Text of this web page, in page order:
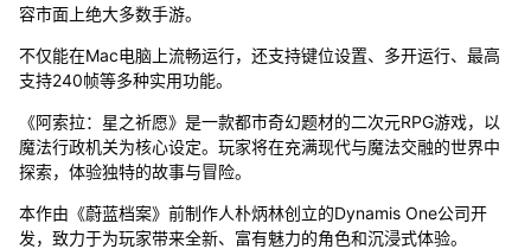
容市面上绝大多数手游。
不仅能在Mac电脑上流畅运行，还支持键位设置、多开运行、最高
支持240帧等多种实用功能。
《阿索拉：星之祈愿》是一款都市奇幻题材的二次元RPG游戏，以
魔法行政机关为核心设定。玩家将在充满现代与魔法交融的世界中
探索，体验独特的故事与冒险。
本作由《蔚蓝档案》前制作人朴炳林创立的Dynamis One公司开
发，致力于为玩家带来全新、富有魅力的角色和沉浸式体验。